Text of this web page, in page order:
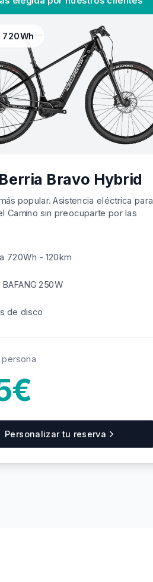
Bravo Hybrid
popular. Asistencia eléctrica para
Camino sin preocuparte por las
720Wh - 120km
250W
de disco
Personalizar tu reserva